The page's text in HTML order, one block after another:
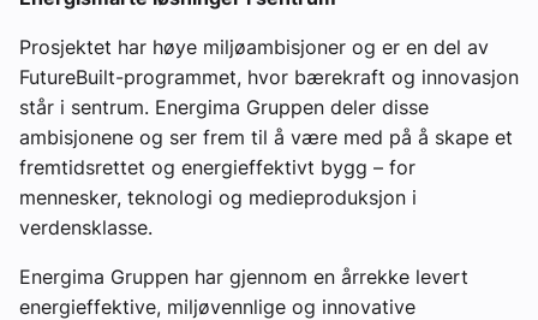
Prosjektet har høye miljøambisjoner og er en del av
FutureBuilt-programmet, hvor bærekraft og innovasjon
står i sentrum. Energima Gruppen deler disse
ambisjonene og ser frem til å være med på å skape et
fremtidsrettet og energieffektivt bygg – for
mennesker, teknologi og medieproduksjon i
verdensklasse.
Energima Gruppen har gjennom en årrekke levert
energieffektive, miljøvennlige og innovative